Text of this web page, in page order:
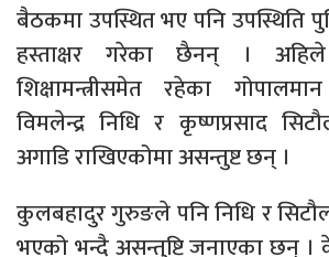
बैठकमा उपस्थित भए पनि उपस्थिति
हस्ताक्षर गरेका छैनन् । अहिले
शिक्षामन्त्रीसमेत रहेका
विमलेन्द्र निधि र कृष्णप्रसाद
अगाडि राखिएकोमा असन्तुष्ट छन् ।
कुलबहादुर गुरुङले पनि निधि र
भएको भन्दै असन्तुष्टि जनाएका छन्